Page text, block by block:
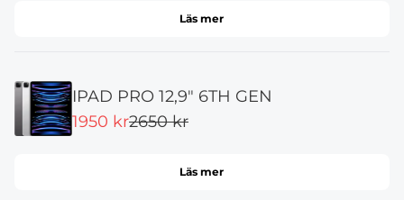
Läs mer
IPAD PRO 12,9" 6TH GEN
1950 kr2650 kr
Läs mer